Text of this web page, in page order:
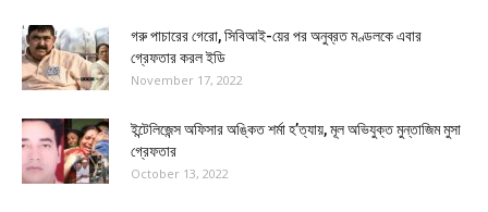
গরু পাচারের গেরো, সিবিআই-য়ের পর অনুব্রত মণ্ডলকে এবার
গ্রেফতার করল ইডি
November 17, 2022
ইন্টেলিজেন্স অফিসার অঙ্কিত শর্মা হ’ত্যায়, মূল অভিযুক্ত মুন্তাজিম মুসা
গ্রেফতার
October 13, 2022